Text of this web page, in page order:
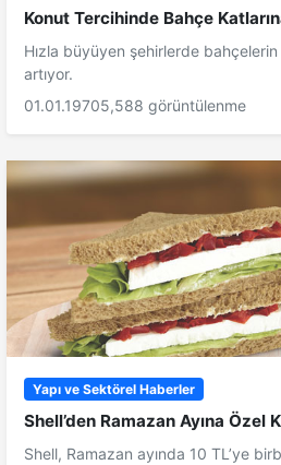
Konut Tercihinde Bahçe
Hızla büyüyen şehirlerde
artıyor.
01.01.19705,588 görüntülenme
Yapı ve Sektörel Haberler
Shell’den Ramazan Ayına Özel
Shell, Ramazan ayında 10 TL’ye